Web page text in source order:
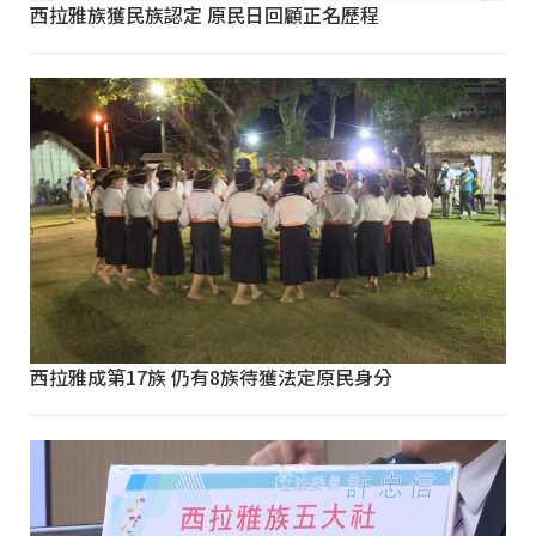
西拉雅族獲民族認定 原民日回顧正名歷程
西拉雅成第17族 仍有8族待獲法定原民身分